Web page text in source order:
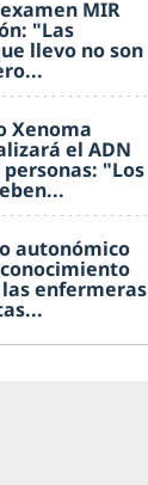
MIR
"Las
llevo no son
Xenoma
el ADN
personas: "Los
autonómico
enfermeras